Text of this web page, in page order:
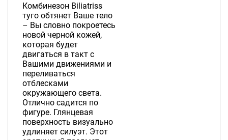
Комбинезон Biliatriss
туго обтянет Ваше тело
– Вы словно покроетесь
новой черной кожей,
которая будет
двигаться в такт с
Вашими движениями и
переливаться
отблесками
окружающего света.
Отлично садится по
фигуре. Глянцевая
поверхность визуально
удлиняет силуэт. Этот